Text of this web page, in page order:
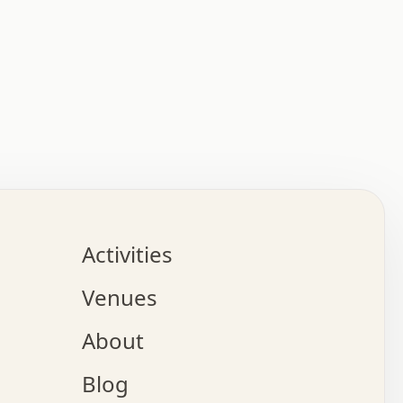
.   .   .   .   .   .   .   .   x   .   .   .   .
o   .   .   .   .   .   .   .   .   x   .   .   .
.   .   .   :   .   .   .   x   .   .   .   :   .
.   .   .   +   .   .   .   .   .   .   .   .   x
.   .   x   .   .   .   .   .   .   :   .   .   .
.   .   .   .   .   +   .   .   .   .   x   .   .
.   .   .   .   x   .   .   o   .   .   .   .   .
.   .   .   .   .   .   .   .   .   .   .   .   .
Activities
Venues
About
Blog